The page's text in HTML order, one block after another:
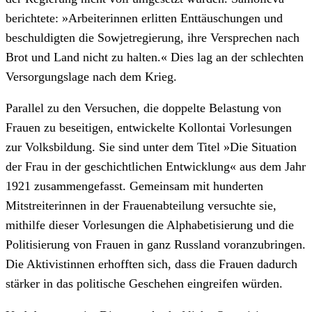
berichtete: »Arbeiterinnen erlitten Enttäuschungen und
beschuldigten die Sowjetregierung, ihre Versprechen nach
Brot und Land nicht zu halten.« Dies lag an der schlechten
Versorgungslage nach dem Krieg.
Parallel zu den Versuchen, die doppelte Belastung von
Frauen zu beseitigen, entwickelte Kollontai Vorlesungen
zur Volksbildung. Sie sind unter dem Titel »Die Situation
der Frau in der geschichtlichen Entwicklung« aus dem Jahr
1921 zusammengefasst. Gemeinsam mit hunderten
Mitstreiterinnen in der Frauenabteilung versuchte sie,
mithilfe dieser Vorlesungen die Alphabetisierung und die
Politisierung von Frauen in ganz Russland voranzubringen.
Die Aktivistinnen erhofften sich, dass die Frauen dadurch
stärker in das politische Geschehen eingreifen würden.